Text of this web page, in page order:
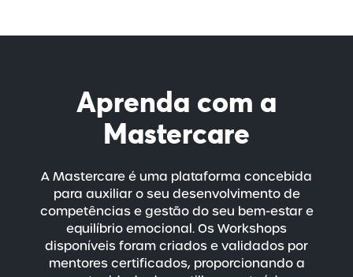
Aprenda com a
Mastercare
A Mastercare é uma plataforma concebida
para auxiliar o seu desenvolvimento de
competências e gestão do seu bem-estare
equilíbrio emocional. Os Workshops
disponíveis foram criados e validados por
mentores certificados, proporcionando a